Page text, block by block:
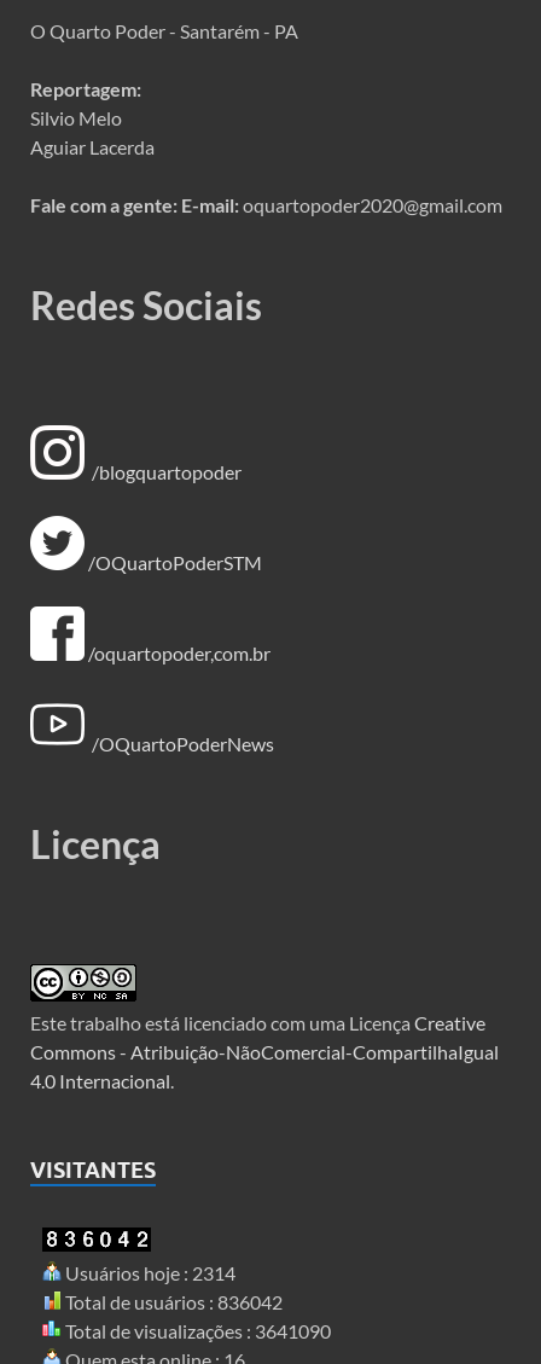
O Quarto Poder - Santarém - PA
Reportagem:
Silvio Melo
Aguiar Lacerda
Fale com a gente: E-mail:oquartopoder2020@gmail.com
Redes Sociais
/blogquartopoder
/OQuartoPoderSTM
/oquartopoder,com.br
/OQuartoPoderNews
Licença
Este trabalho está licenciado com uma Licença Creative
Commons - Atribuição-NãoComercial-CompartilhaIgual
4.0 Internacional
VISITANTES
Usuários hoje : 2314
Total de usuários : 836042
Total de visualizações : 3641090